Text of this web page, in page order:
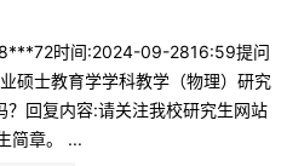
时间:2024-09-2816:59提问
硕士教育学学科教学（物理）研究
回复内容:请关注我校研究生网站
简章。 ...